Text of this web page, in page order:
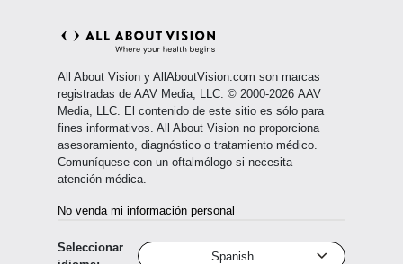
All About Vision y AllAboutVision.com son marcas
registradas de AAV Media, LLC. © 2000-2026 AAV
Media, LLC. El contenido de este sitio es sólo para
fines informativos. All About Vision no proporciona
asesoramiento, diagnóstico o tratamiento médico.
Comuníquese con un oftalmólogo si necesita
atención médica.
No venda mi información personal
Seleccionar
Spanish